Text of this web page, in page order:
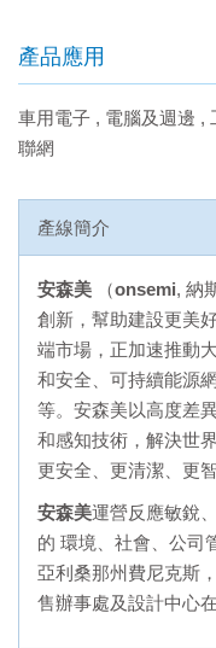
產品應用
車用電子 , 電腦及週邊 ,
聯網
產線簡介
安森美 （onsemi, 納
創新，幫助建設更美
端市場，正加速推動
和安全、可持續能源
等。安森美以高度差
和感知技術，解決世
更安全、更清潔、更
安森美運營反應敏銳
的 環境、社會、公司
亞利桑那州費尼克斯
售辦事處及設計中心